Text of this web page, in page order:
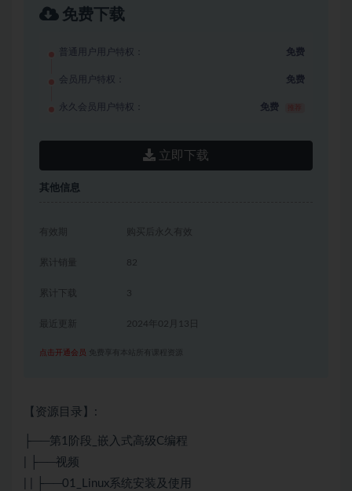
免费下载
普通用户用户特权： 免费
会员用户特权： 免费
永久会员用户特权： 免费
立即下载
其他信息
有效期 购买后永久有效
累计销量 82
累计下载 3
2024年02月13日
点击开通会员 免费享有本站所有课程资源
【资源目录】:
├──第1阶段_嵌入式高级C编程
| ├──视频
| | ├──01_Linux系统安装及使用